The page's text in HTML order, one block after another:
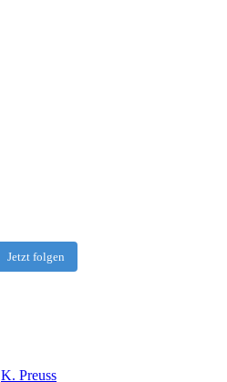
Jetzt folgen
K. Preuss